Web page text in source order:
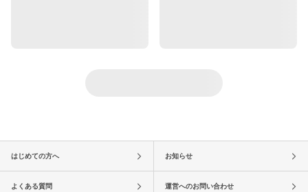
はじめての方へ お知らせ
よくある質問 運営へのお問い合わせ